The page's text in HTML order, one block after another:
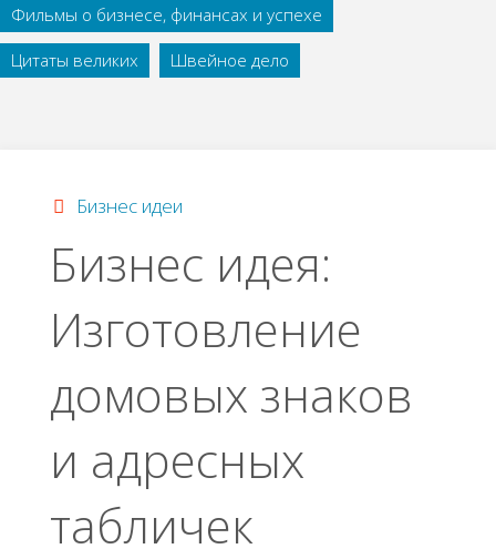
Фильмы о бизнесе, финансах и успехе
Цитаты великих
Швейное дело
Бизнес идеи
Бизнес идея:
Изготовление
домовых знаков
и адресных
табличек